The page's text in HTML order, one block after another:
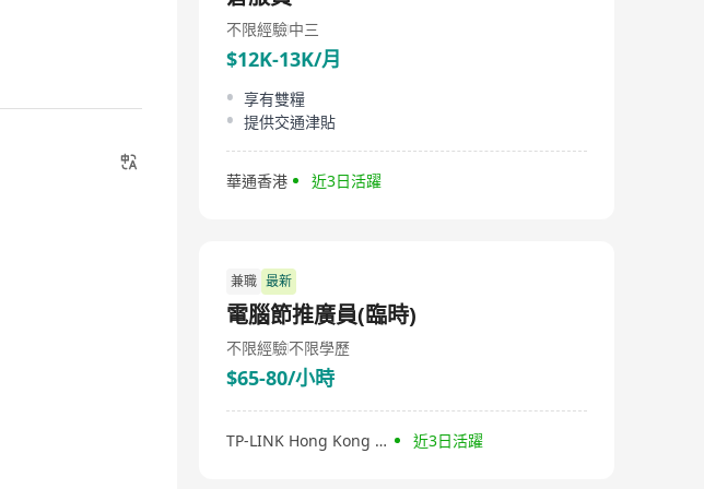
不限經驗中三
$12K-13K/月
享有雙糧
提供交通津貼
華通香港 近3日活躍
兼職 最新
電腦節推廣員(臨時)
不限經驗不限學歷
$65-80/小時
TP-LINK Hong Kong & Macau 近3日活躍